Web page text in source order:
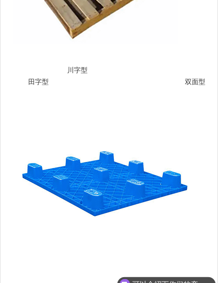
川字型
田字型
双面型